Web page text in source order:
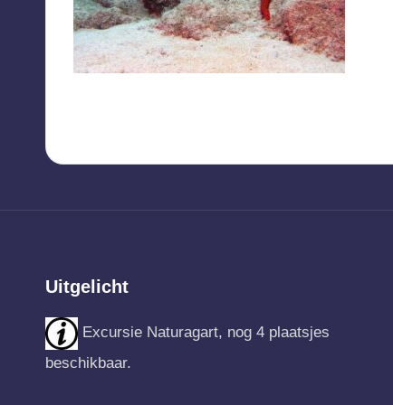
Uitgelicht
Excursie Naturagart, nog 4 plaatsjes
beschikbaar.